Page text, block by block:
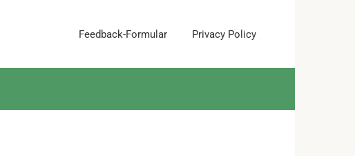
Feedback-Formular Privacy Policy